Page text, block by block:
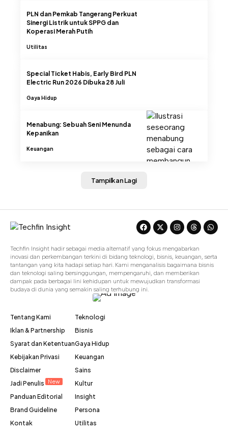
PLN dan Pemkab Tangerang Perkuat
Sinergi Listrik untuk SPPG dan
Koperasi Merah Putih
Utilitas
Special Ticket Habis, Early Bird PLN
Electric Run 2026 Dibuka 28 Juli
Gaya Hidup
Menabung: Sebuah Seni Menunda
Kepanikan
Keuangan
Tampilkan Lagi
Techfin Insight hadir sebagai media alternatif yang fokus mengabarkan
inovasi dan perkembangan terkini di bidang teknologi, bisnis, keuangan, serta
tantangan yang kita hadapi setiap hari. Kami menganalisis bagaimana bisnis
dan teknologi saling bersinggungan, mempengaruhi, dan memberikan
dampak pada berbagai lini kehidupan untuk mewujudkan transformasi
budaya di dunia yang semakin saling terhubung ini.
Tentang Kami
Iklan & Partnership
Syarat dan Ketentuan
Kebijakan Privasi
Disclaimer
Jadi Penulis
New
Panduan Editorial
Brand Guideline
Kontak
Teknologi
Bisnis
Gaya Hidup
Keuangan
Sains
Kultur
Insight
Persona
Utilitas